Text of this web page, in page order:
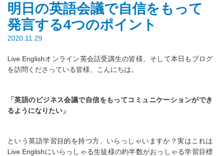
明日の英語会議で自信をもって
発言する4つのポイント
2020.11.29
Live Englishオンライン英会話受講生の皆様、そして本日もブログ
を訪問くださっている皆様、こんにちは。
「英語のビジネス会議で自信をもってコミュニケーションができ
るようになりたい」
という英語学習目的を持つ方、いらっしゃいますか？実はこれは
Live Englishにいらっしゃる生徒様の約半数がおっしゃる学習目標